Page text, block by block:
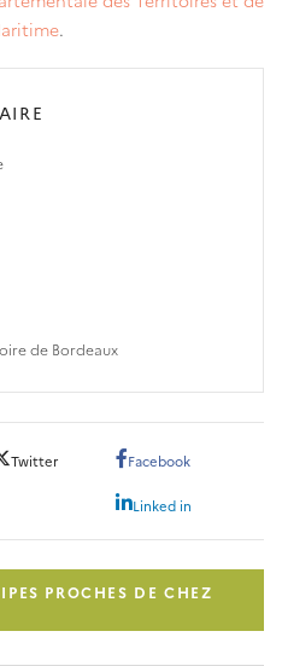
.
de Bordeaux
Twitter Facebook
Linked in
PROCHES DE CHEZ